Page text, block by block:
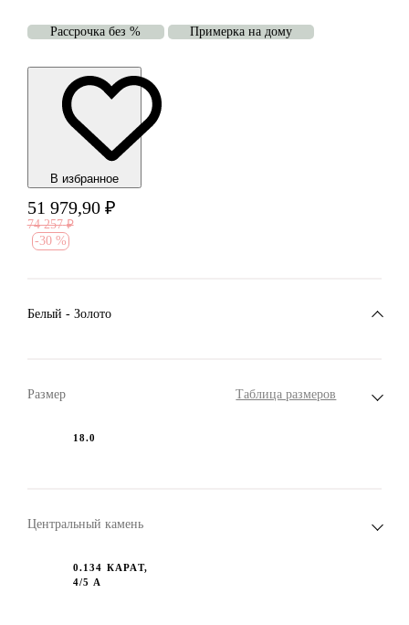
Рассрочка без % Примерка на дому
В избранноe
51 979,90 ₽
74 257 ₽
-30 %
Белый - Золото
Размер Таблица размеров
18.0
Центральный камень
0.134 КАРАТ,
4/5 А